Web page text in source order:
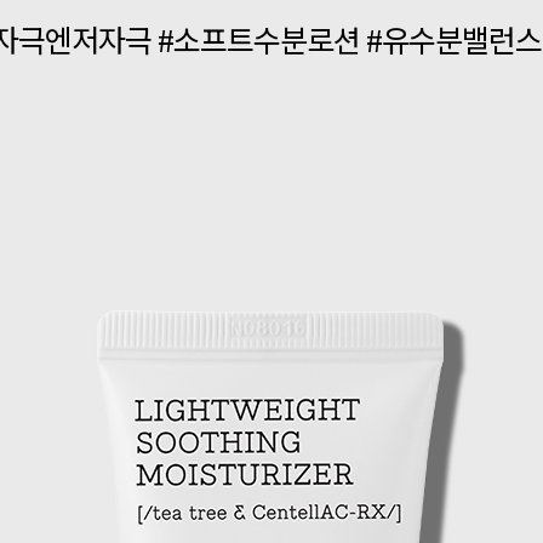
극엔저자극 #소프트수분로션 #유수분밸런